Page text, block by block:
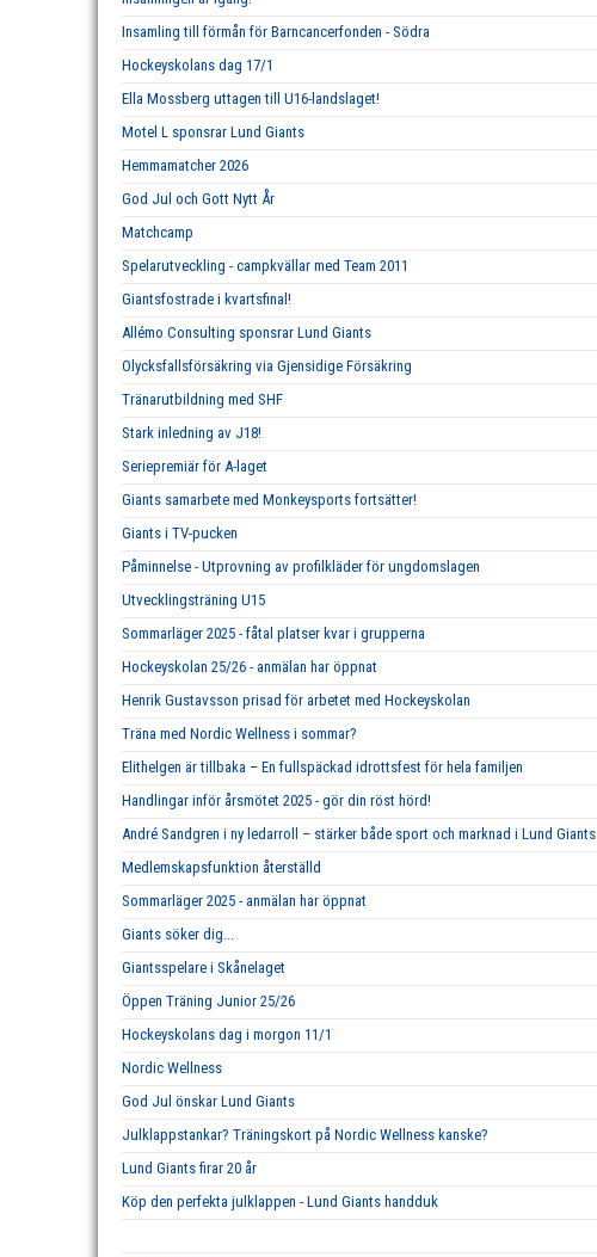
Insamling till förmån för Barncancerfonden - Södra
Hockeyskolans dag 17/1
Ella Mossberg uttagen till U16-landslaget!
Motel L sponsrar Lund Giants
Hemmamatcher 2026
God Jul och Gott Nytt År
Matchcamp
Spelarutveckling - campkvällar med Team 2011
Giantsfostrade i kvartsfinal!
Allémo Consulting sponsrar Lund Giants
Olycksfallsförsäkring via Gjensidige Försäkring
Tränarutbildning med SHF
Stark inledning av J18!
Seriepremiär för A-laget
Giants samarbete med Monkeysports fortsätter!
Giants i TV-pucken
Påminnelse - Utprovning av profilkläder för ungdomslagen
Utvecklingsträning U15
Sommarläger 2025 - fåtal platser kvar i grupperna
Hockeyskolan 25/26 - anmälan har öppnat
Henrik Gustavsson prisad för arbetet med Hockeyskolan
Träna med Nordic Wellness i sommar?
Elithelgen är tillbaka – En fullspäckad idrottsfest för hela familjen
Handlingar inför årsmötet 2025 - gör din röst hörd!
André Sandgren i ny ledarroll – stärker både sport och marknad i Lund Giants
Medlemskapsfunktion återställd
Sommarläger 2025 - anmälan har öppnat
Giants söker dig...
Giantsspelare i Skånelaget
Öppen Träning Junior 25/26
Hockeyskolans dag i morgon 11/1
Nordic Wellness
God Jul önskar Lund Giants
Julklappstankar? Träningskort på Nordic Wellness kanske?
Lund Giants firar 20 år
Köp den perfekta julklappen - Lund Giants handduk